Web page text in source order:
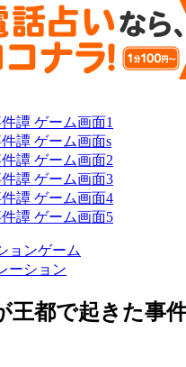
ョンゲーム
ーション
王都で起きた事